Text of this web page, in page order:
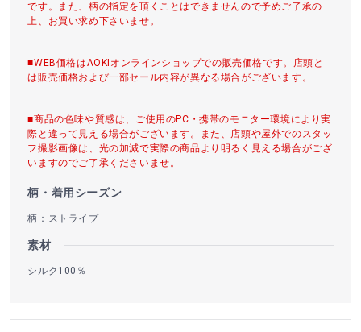
です。また、柄の指定を頂くことはできませんので予めご了承の
上、お買い求め下さいませ。
■WEB価格はAOKIオンラインショップでの販売価格です。店頭と
は販売価格および一部セール内容が異なる場合がございます。
■商品の色味や質感は、ご使用のPC・携帯のモニター環境により実
際と違って見える場合がございます。また、店頭や屋外でのスタッ
フ撮影画像は、光の加減で実際の商品より明るく見える場合がござ
いますのでご了承くださいませ。
柄・着用シーズン
柄：ストライプ
素材
シルク100％